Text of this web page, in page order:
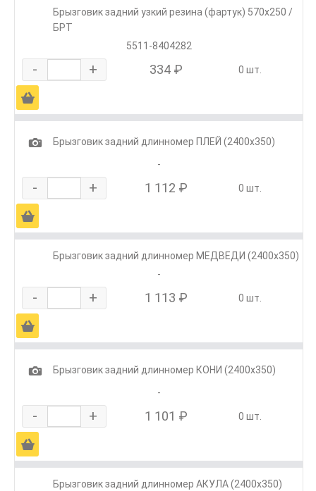
Брызговик задний узкий резина (фартук) 570х250 /
БРТ
5511-8404282
- + 334 ₽ 0 шт.
Ä
1
Брызговик задний длинномер ПЛЕЙ (2400х350)
-
- + 1 112 ₽ 0 шт.
Ä
Брызговик задний длинномер МЕДВЕДИ (2400х350)
-
- + 1 113 ₽ 0 шт.
Ä
1
Брызговик задний длинномер КОНИ (2400х350)
-
- + 1 101 ₽ 0 шт.
Ä
Брызговик задний длинномер АКУЛА (2400х350)